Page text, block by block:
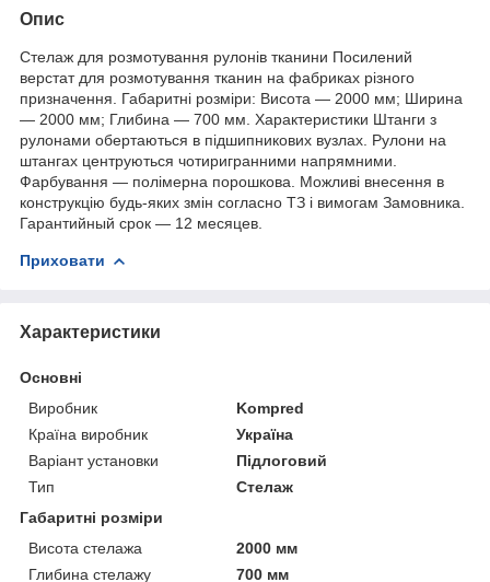
Опис
Стелаж для розмотування рулонів тканини Посилений
верстат для розмотування тканин на фабриках різного
призначення. Габаритні розміри: Висота — 2000 мм; Ширина
— 2000 мм; Глибина — 700 мм. Характеристики Штанги з
рулонами обертаються в підшипникових вузлах. Рулони на
штангах центруються чотиригранними напрямними.
Фарбування — полімерна порошкова. Можливі внесення в
конструкцію будь-яких змін согласно ТЗ і вимогам Замовника.
Гарантийный срок — 12 месяцев.
Приховати
Характеристики
Основні
Виробник
Kompred
Країна виробник
Україна
Варіант установки
Підлоговий
Тип
Стелаж
Габаритні розміри
Висота стелажа
2000 мм
Глибина стелажу
700 мм